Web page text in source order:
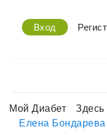
Вход
Мой Диабет
Здесь
Елена Бондарева